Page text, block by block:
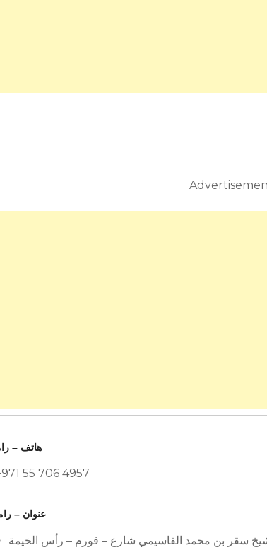
☎️ هاتف –
55 706 4957
📭 عنوان –
سقر بن محمد القاسيمي شارع – قورم – رأس الخيمة